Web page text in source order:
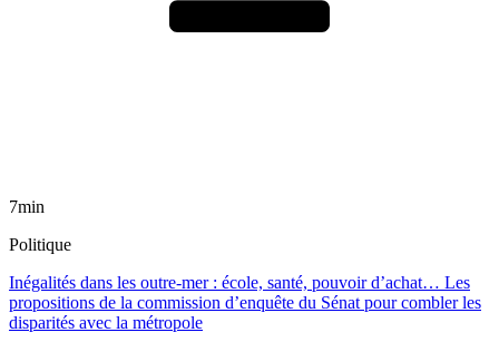
7min
Politique
Inégalités dans les outre-mer : école, santé, pouvoir d’achat… Les
propositions de la commission d’enquête du Sénat pour combler les
disparités avec la métropole